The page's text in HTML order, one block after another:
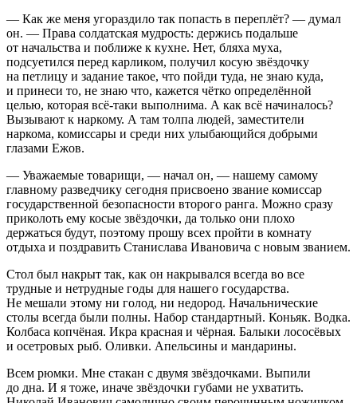
— Как же меня угораздило так попасть в переплёт? — думал
он. — Права солдатская мудрость: держись подальше
от начальства и поближе к кухне. Нет, бляха муха,
подсуетился перед карликом, получил косую звёздочку
на петлицу и задание такое, что пойди туда, не знаю куда,
и принеси то, не знаю что, кажется чётко определённой
целью, которая всё-таки выполнима. А как всё начиналось?
Вызывают к наркому. А там толпа людей, заместители
наркома, комиссары и среди них улыбающийся добрыми
глазами Ежов.
— Уважаемые товарищи, — начал он, — нашему самому
главному разведчику сегодня присвоено звание комиссар
государственной безопасности второго ранга. Можно сразу
приколоть ему косые звёздочки, да только они плохо
держаться будут, поэтому прошу всех пройти в комнату
отдыха и поздравить Станислава Ивановича с новым званием.
Стол был накрыт так, как он накрывался всегда во все
трудные и нетрудные годы для нашего государства.
Не мешали этому ни голод, ни недород. Начальнические
столы всегда были полны. Набор стандартный. Коньяк. Водка.
Колбаса копчёная. Икра красная и чёрная. Балыки лососёвых
и осетровых рыб. Оливки. Апельсины и мандарины.
Всем рюмки. Мне стакан с двумя звёздочками. Выпили
до дна. И я тоже, иначе звёздочки губами не ухватить.